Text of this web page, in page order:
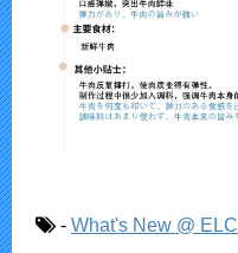
- What's New @ ELC